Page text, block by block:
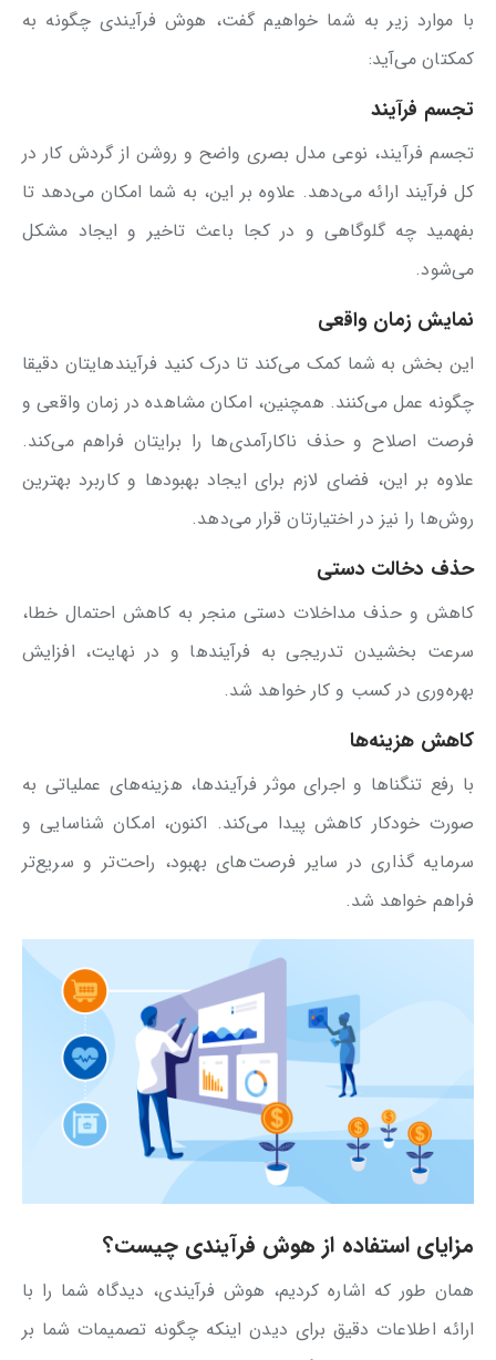
با موارد زیر به شما خواهیم گفت، هوش فرآیندی چگونه به
کمکتان می‌آید:
تجسم فرآیند
تجسم فرآیند، نوعی مدل بصری واضح و روشن از گردش کار در
کل فرآیند ارائه می‌دهد. علاوه بر این، به شما امکان می‌دهد تا
بفهمید چه گلوگاهی و در کجا باعث تاخیر و ایجاد مشکل
می‌شود.
نمایش زمان واقعی
این بخش به شما کمک می‌کند تا درک کنید فرآیندهایتان دقیقا
چگونه عمل می‌کنند. همچنین، امکان مشاهده در زمان واقعی و
فرصت اصلاح و حذف ناکارآمدی‌ها را برایتان فراهم می‌کند.
علاوه بر این، فضای لازم برای ایجاد بهبودها و کاربرد بهترین
روش‌ها را نیز در اختیارتان قرار می‌دهد.
حذف دخالت دستی
کاهش و حذف مداخلات دستی منجر به کاهش احتمال خطا،
سرعت بخشیدن تدریجی به فرآیندها و در نهایت، افزایش
بهره‌وری در کسب و کار خواهد شد.
کاهش هزینه‌ها
با رفع تنگناها و اجرای موثر فرآیندها، هزینه‌های عملیاتی به
صورت خودکار کاهش پیدا می‌کند. اکنون، امکان شناسایی و
سرمایه گذاری در سایر فرصت‌های بهبود، راحت‌تر و سریع‌تر
فراهم خواهد شد.
مزایای استفاده از هوش فرآیندی چیست؟
همان طور که اشاره کردیم، هوش فرآیندی، دیدگاه شما را با
ارائه اطلاعات دقیق برای دیدن اینکه چگونه تصمیمات شما بر